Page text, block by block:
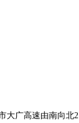
广高速由南向北